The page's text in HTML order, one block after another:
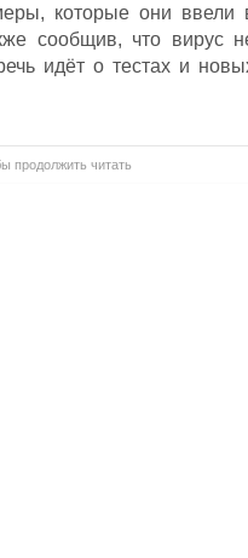
которые они ввели
сообщив, что вирус
идёт о тестах и
продолжить читать